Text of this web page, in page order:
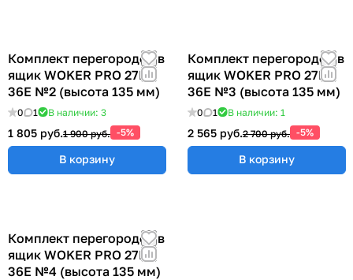
Комплект перегородок в
ящик WOKER PRO 27E х
36E №2 (высота 135 мм)
0 1 В наличии: 3
1 805 руб.1 900 руб. -5%
В корзину
Комплект перегородок в
ящик WOKER PRO 27E х
36E №3 (высота 135 мм)
0 1 В наличии: 1
2 565 руб.2 700 руб. -5%
В корзину
Комплект перегородок в
ящик WOKER PRO 27E х
36E №4 (высота 135 мм)